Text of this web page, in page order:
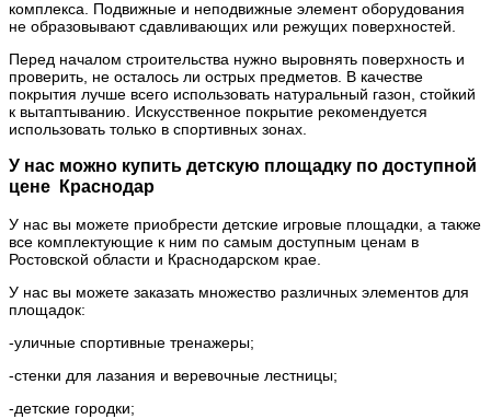
комплекса. Подвижные и неподвижные элемент оборудования
не образовывают сдавливающих или режущих поверхностей.
Перед началом строительства нужно выровнять поверхность и
проверить, не осталось ли острых предметов. В качестве
покрытия лучше всего использовать натуральный газон, стойкий
к вытаптыванию. Искусственное покрытие рекомендуется
использовать только в спортивных зонах.
У нас можно купить детскую площадку по доступной
цене Краснодар
У нас вы можете приобрести детские игровые площадки, а также
все комплектующие к ним по самым доступным ценам в
Ростовской области и Краснодарском крае.
У нас вы можете заказать множество различных элементов для
площадок:
-уличные спортивные тренажеры;
-стенки для лазания и веревочные лестницы;
-детские городки;